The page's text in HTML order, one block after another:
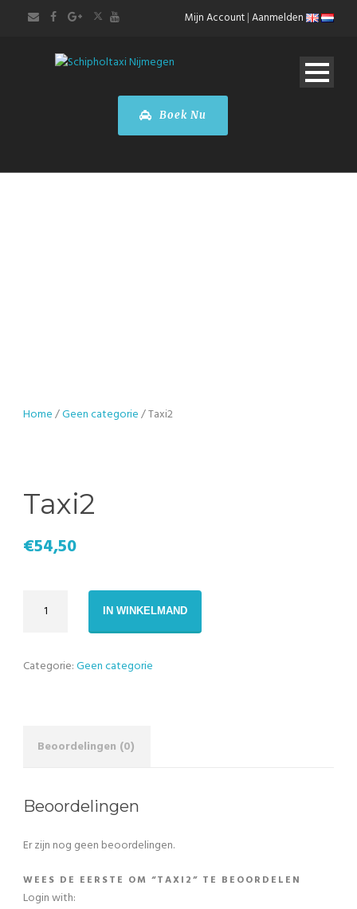
Mijn Account|Aanmelden
Boek Nu
Home/Geen categorie/ Taxi2
Taxi2
€54,50
aantal
IN WINKELMAND
Categorie:Geen categorie
Beoordelingen (0)
Beoordelingen
Er zijn nog geen beoordelingen.
WEES DE EERSTE OM “TAXI2” TE BEOORDELEN
Login with: